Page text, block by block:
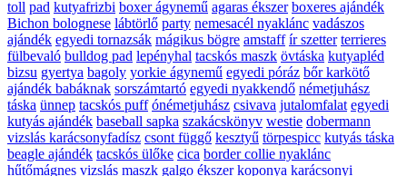
toll pad kutyafrizbi boxer ágynemű agaras ékszer boxeres ajándék
Bichon bolognese lábtörlő party nemesacél nyaklánc vadászos
ajándék egyedi tornazsák mágikus bögre amstaff ír szetter terrieres
fülbevaló bulldog pad lepényhal tacskós maszk övtáska kutyapléd
bizsu gyertya bagoly yorkie ágynemű egyedi póráz bőr karkötő
ajándék babáknak sorszámtartó egyedi nyakkendő németjuhász
táska ünnep tacskós puff ónémetjuhász csivava jutalomfalat egyedi
kutyás ajándék baseball sapka szakácskönyv westie dobermann
vizslás karácsonyfadísz csont függő kesztyű törpespicc kutyás táska
beagle ajándék tacskós ülőke cica border collie nyaklánc
hűtőmágnes vizslás maszk galgo ékszer koponya karácsonyi